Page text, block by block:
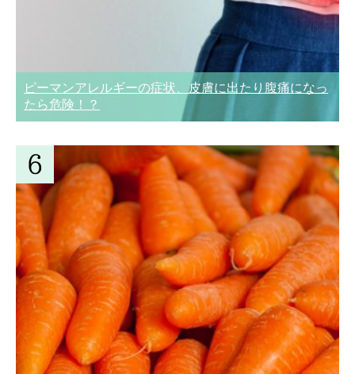
ピーマンアレルギーの症状、皮膚に出たり腹痛になっ
たら危険！？